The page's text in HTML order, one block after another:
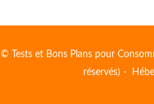
© Tests et Bons Plans pour
réservés) -